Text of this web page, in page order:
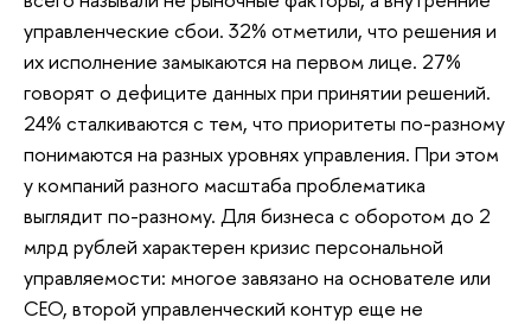
управленческие сбои. 32% отметили, что решения и
их исполнение замыкаются на первом лице. 27%
говорят о дефиците данных при принятии решений.
24% сталкиваются с тем, что приоритеты по-разному
понимаются на разных уровнях управления. При этом
у компаний разного масштаба проблематика
выглядит по-разному. Для бизнеса с оборотом до 2
млрд рублей характерен кризис персональной
управляемости: многое завязано на основателе или
CEO, второй управленческий контур еще не